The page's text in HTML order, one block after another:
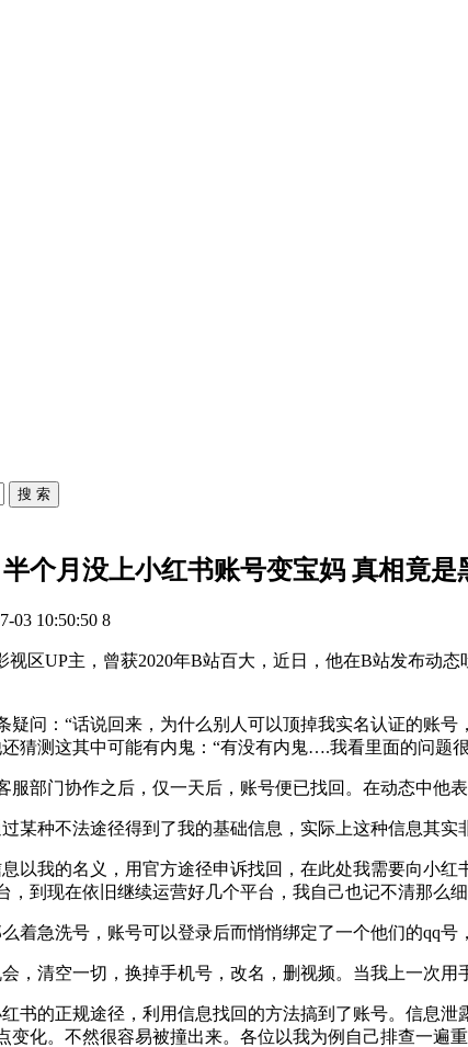
搜 索
个月没上小红书账号变宝妈 真相竟是
03 10:50:50 8
视区UP主，曾获2020年B站百大，近日，他在B站发布动
疑问：“话说回来，为什么别人可以顶掉我实名认证的账
猜测这其中可能有内鬼：“有没有内鬼….我看里面的问题
服部门协作之后，仅一天后，账号便已找回。在动态中他
某种不法途径得到了我的基础信息，实际上这种信息其实
以我的名义，用官方途径申诉找回，在此处我需要向小
，到现在依旧继续运营好几个平台，我自己也记不清那么
着急洗号，账号可以登录后而悄悄绑定了一个他们的qq
，清空一切，换掉手机号，改名，删视频。当我上一次
书的正规途径，利用信息找回的方法搞到了账号。信息
变化。不然很容易被撞出来。各位以我为例自己排查一遍